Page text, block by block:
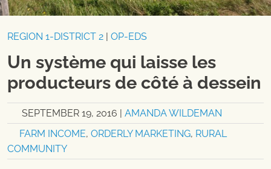
REGION 1-DISTRICT 2 OP-EDS
Un système qui laisse les
producteurs de côté à dessein
SEPTEMBER 19, 2016
AMANDA WILDEMAN
FARM INCOME, ORDERLY MARKETING, RURAL
COMMUNITY